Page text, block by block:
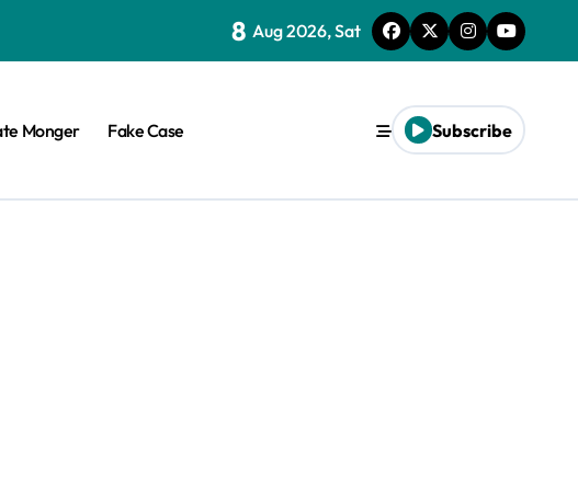
8 Aug 2026, Sat
Monger Fake Case Subscribe